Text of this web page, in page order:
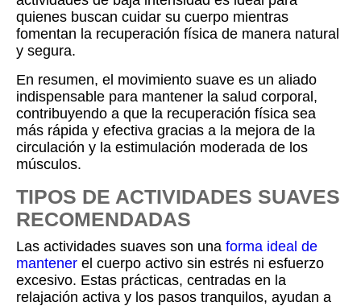
quienes buscan cuidar su cuerpo mientras
fomentan la recuperación física de manera natural
y segura.
En resumen, el movimiento suave es un aliado
indispensable para mantener la salud corporal,
contribuyendo a que la recuperación física sea
más rápida y efectiva gracias a la mejora de la
circulación y la estimulación moderada de los
músculos.
TIPOS DE ACTIVIDADES SUAVES
RECOMENDADAS
Las actividades suaves son una forma ideal de
mantener el cuerpo activo sin estrés ni esfuerzo
excesivo. Estas prácticas, centradas en la
relajación activa y los pasos tranquilos, ayudan a